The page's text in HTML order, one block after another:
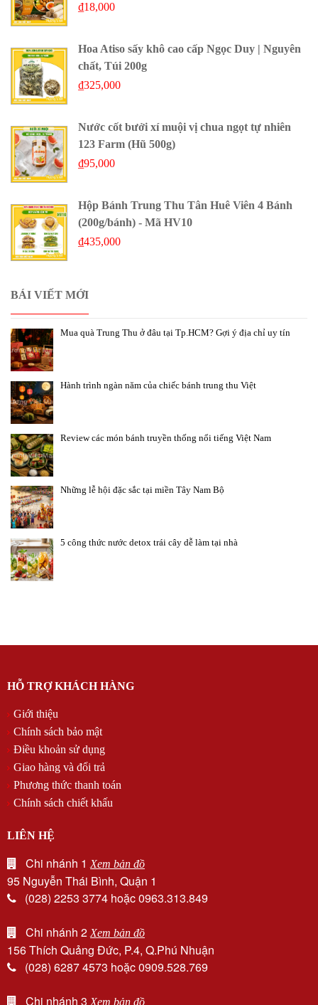
₫18,000
Hoa Atiso sấy khô cao cấp Ngọc Duy | Nguyên
chất, Túi 200g
₫325,000
Nước cốt bưởi xí muội vị chua ngọt tự nhiên
123 Farm (Hũ 500g)
₫95,000
Hộp Bánh Trung Thu Tân Huê Viên 4 Bánh
(200g/bánh) - Mã HV10
₫435,000
BÁI VIẾT MỚI
Mua quà Trung Thu ở đâu tại Tp.HCM? Gợi ý địa chỉ uy tín
Hành trình ngàn năm của chiếc bánh trung thu Việt
Review các món bánh truyền thống nổi tiếng Việt Nam
Những lễ hội đặc sắc tại miền Tây Nam Bộ
5 công thức nước detox trái cây dễ làm tại nhà
HỖ TRỢ KHÁCH HÀNG
Giới thiệu
Chính sách bảo mật
Điều khoản sử dụng
Giao hàng và đổi trả
Phương thức thanh toán
Chính sách chiết khấu
LIÊN HỆ
Chi nhánh 1 Xem bản đồ
95 Nguyễn Thái Bình, Quận 1
(028) 2253 3774 hoặc 0963.313.849
Chi nhánh 2 Xem bản đồ
156 Thích Quảng Đức, P.4, Q.Phú Nhuận
(028) 6287 4573 hoặc 0909.528.769
Chi nhánh 3 Xem bản đồ